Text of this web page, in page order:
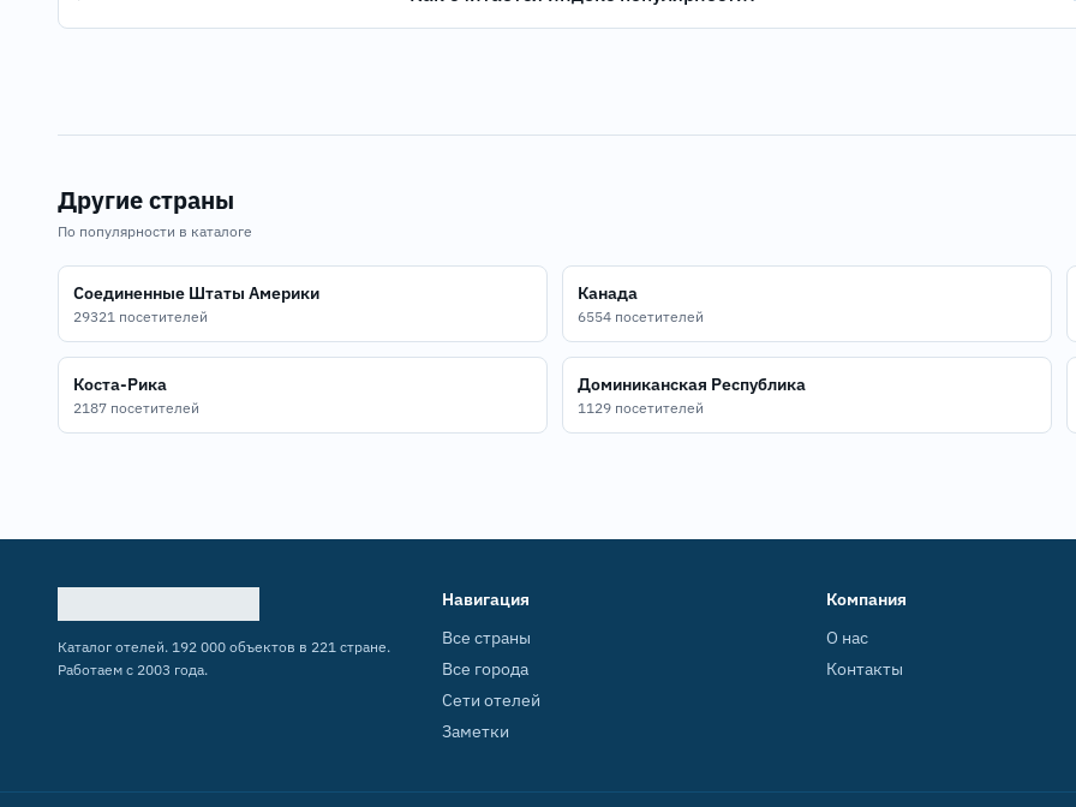
Другие страны
По популярности в каталоге
Соединенные Штаты Америки
29321 посетителей
Канада
6554 посетителей
Коста-Рика
2187 посетителей
Доминиканская Республика
1129 посетителей
Каталог отелей. 192 000 объектов в 221 стране.
Работаем с 2003 года.
Навигация
Все страны
Все города
Сети отелей
Заметки
Компания
О нас
Контакты